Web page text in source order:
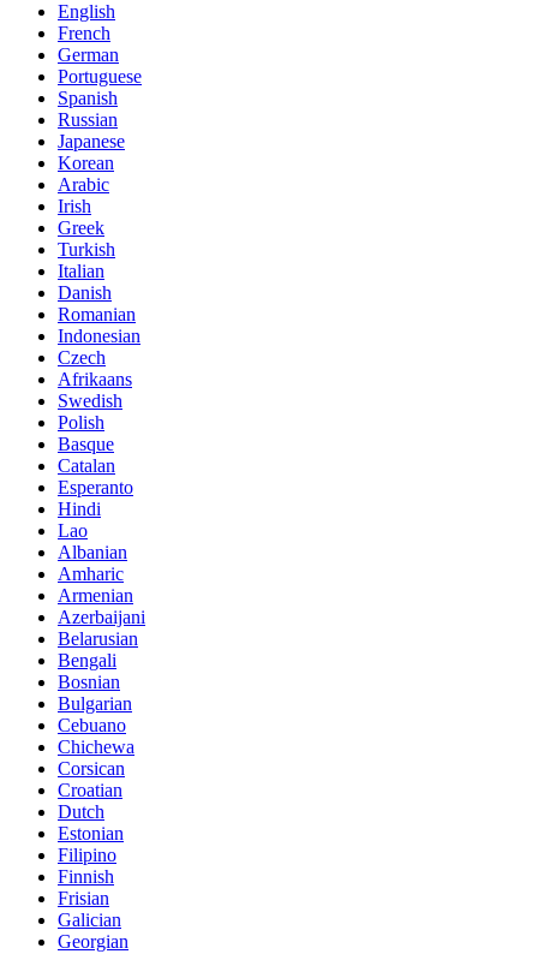
English
French
German
Portuguese
Spanish
Russian
Japanese
Korean
Arabic
Irish
Greek
Turkish
Italian
Danish
Romanian
Indonesian
Czech
Afrikaans
Swedish
Polish
Basque
Catalan
Esperanto
Hindi
Lao
Albanian
Amharic
Armenian
Azerbaijani
Belarusian
Bengali
Bosnian
Bulgarian
Cebuano
Chichewa
Corsican
Croatian
Dutch
Estonian
Filipino
Finnish
Frisian
Galician
Georgian